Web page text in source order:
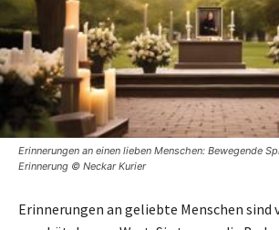
Erinnerungen an einen lieben Menschen: Bewegende
Erinnerung © Neckar Kurier
Erinnerungen an geliebte Menschen sind